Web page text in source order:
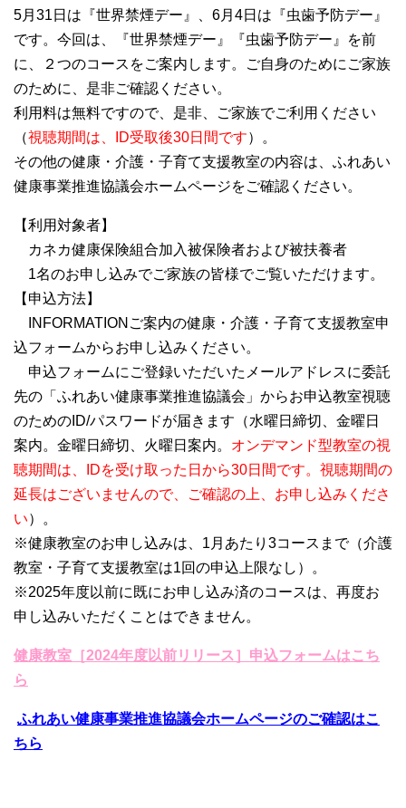
5月31日は『世界禁煙デー』、6月4日は『虫歯予防デー』
です。今回は、『世界禁煙デー』『虫歯予防デー』を前
に、２つのコースをご案内します。ご自身のためにご家族
のために、是非ご確認ください。
利用料は無料ですので、是非、ご家族でご利用ください
（視聴期間は、ID受取後30日間です）。
その他の健康・介護・子育て支援教室の内容は、ふれあい
健康事業推進協議会ホームページをご確認ください。
【利用対象者】
カネカ健康保険組合加入被保険者および被扶養者
1名のお申し込みでご家族の皆様でご覧いただけます。
【申込方法】
INFORMATIONご案内の健康・介護・子育て支援教室申
込フォームからお申し込みください。
申込フォームにご登録いただいたメールアドレスに委託
先の「ふれあい健康事業推進協議会」からお申込教室視聴
のためのID/パスワードが届きます（水曜日締切、金曜日
案内。金曜日締切、火曜日案内。 オンデマンド型教室の視
聴期間は、IDを受け取った日から30日間です。視聴期間の
延長はございませんので、ご確認の上、お申し込みくださ
い）。
※健康教室のお申し込みは、1月あたり3コースまで（介護
教室・子育て支援教室は1回の申込上限なし）。
※2025年度以前に既にお申し込み済のコースは、再度お
申し込みいただくことはできません。
健康教室［2024年度以前リリース］申込フォームはこち
ら
ふれあい健康事業推進協議会ホームページのご確認はこ
ちら